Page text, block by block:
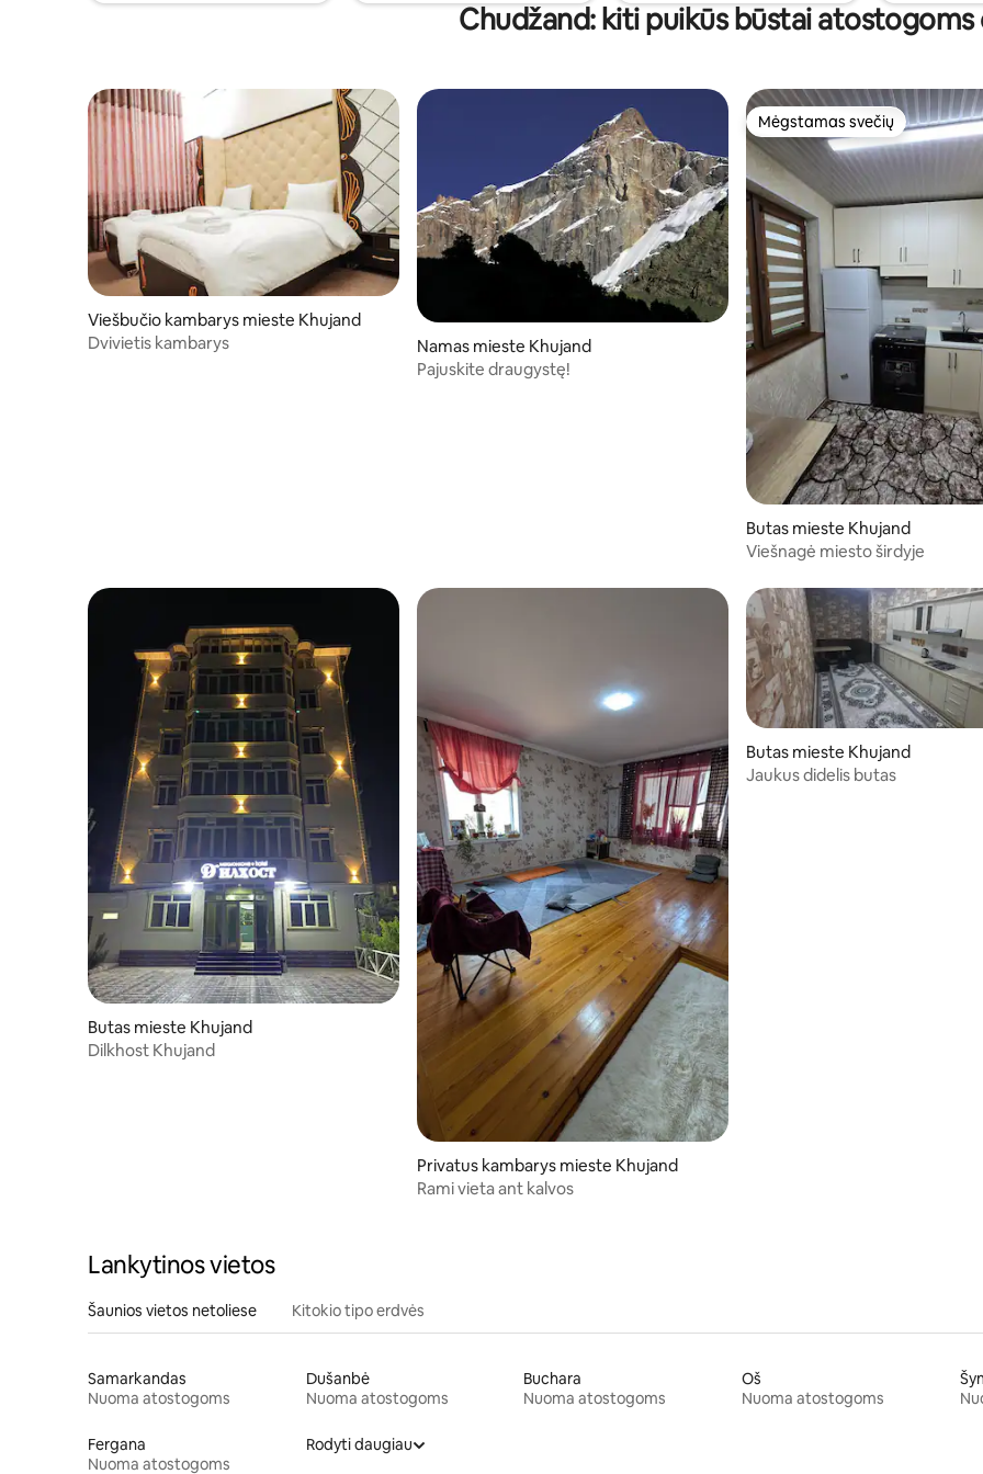
pačioje Khujando širdyje.
Chudžand: kiti puikūs būstai atostogoms
Viešbučio kambarys mieste Khujand
Dvivietis kambarys
Namas mieste Khujand
Pajuskite draugystę!
Mėgstamas svečių
Mėgstamas svečių
Butas mieste Khujand
Viešnagė miesto širdyje
Butas mieste Khujand
Dilkhost Khujand
Privatus kambarys mieste Khujand
Rami vieta ant kalvos
Butas mieste Khujand
Jaukus didelis butas
Lankytinos vietos
Šaunios vietos netoliese Kitokio tipo erdvės
Samarkandas
Nuoma atostogoms
Dušanbė
Nuoma atostogoms
Buchara
Nuoma atostogoms
Oš
Nuoma atostogoms
Fergana
Nuoma atostogoms
Rodyti daugiau